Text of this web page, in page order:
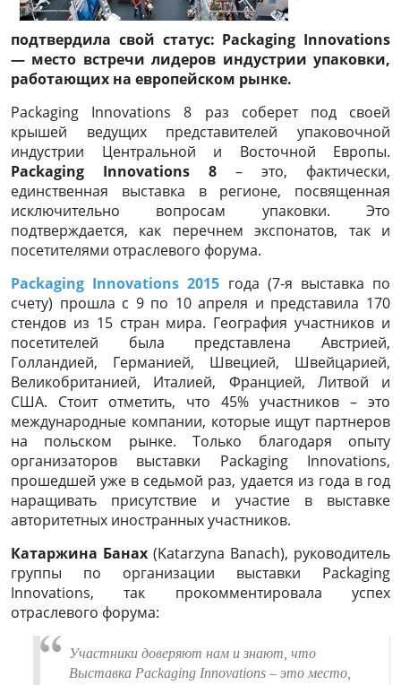
подтвердила свой статус: Packaging Innovations
— место встречи лидеров индустрии упаковки,
работающих на европейском рынке.
Packaging Innovations 8 раз соберет под своей
крышей ведущих представителей упаковочной
индустрии Центральной и Восточной Европы.
Packaging Innovations 8 – это, фактически,
единственная выставка в регионе, посвященная
исключительно вопросам упаковки. Это
подтверждается, как перечнем экспонатов, так и
посетителями отраслевого форума.
Packaging Innovations 2015 года (7-я выставка по
счету) прошла с 9 по 10 апреля и представила 170
стендов из 15 стран мира. География участников и
посетителей была представлена Австрией,
Голландией, Германией, Швецией, Швейцарией,
Великобританией, Италией, Францией, Литвой и
США. Стоит отметить, что 45% участников – это
международные компании, которые ищут партнеров
на польском рынке. Только благодаря опыту
организаторов выставки Packaging Innovations,
прошедшей уже в седьмой раз, удается из года в год
наращивать присутствие и участие в выставке
авторитетных иностранных участников.
Катаржина Банах (Katarzyna Banach), руководитель
группы по организации выставки Packaging
Innovations, так прокомментировала успех
отраслевого форума:
Участники доверяют нам и знают, что
Выставка Packaging Innovations – это место,